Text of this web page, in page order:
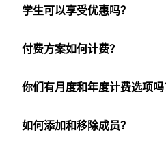
学生可以享受优惠吗？
付费方案如何计费？
你们有月度和年度计费选项吗
如何添加和移除成员？